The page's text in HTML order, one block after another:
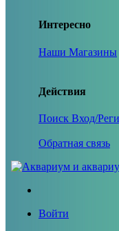
Интересно
Наши Магазины
Действия
Поиск Вход/
Обратная связь
Войти